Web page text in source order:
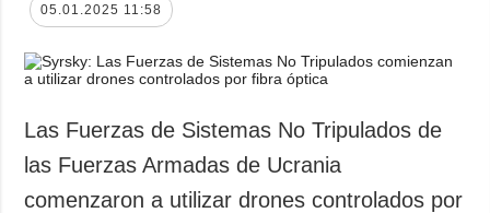
Política
Economía
Sociedad y
Cultura
Deportes
Política de
protección de
05.01.2025 11:58
Las Fuerzas de Sistemas No Tripulados de
las Fuerzas Armadas de Ucrania
comenzaron a utilizar drones controlados por